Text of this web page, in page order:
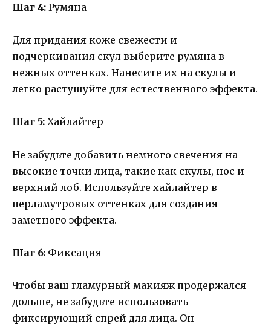
Шаг 4: Румяна
Для придания коже свежести и
подчеркивания скул выберите румяна в
нежных оттенках. Нанесите их на скулы и
легко растушуйте для естественного эффекта.
Шаг 5: Хайлайтер
Не забудьте добавить немного свечения на
высокие точки лица, такие как скулы, нос и
верхний лоб. Используйте хайлайтер в
перламутровых оттенках для создания
заметного эффекта.
Шаг 6: Фиксация
Чтобы ваш гламурный макияж продержался
дольше, не забудьте использовать
фиксирующий спрей для лица. Он